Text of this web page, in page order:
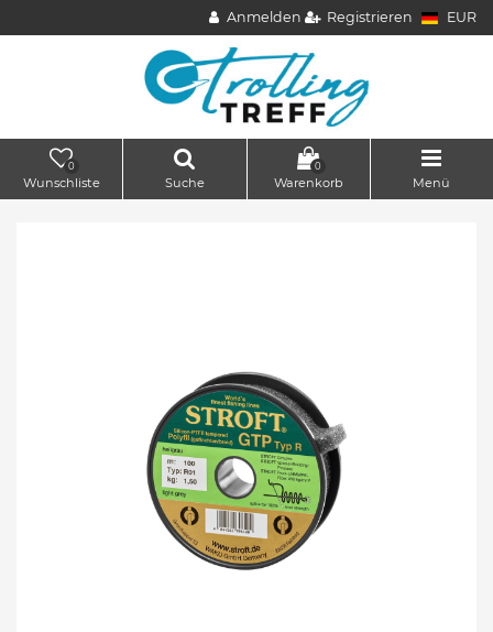
Anmelden Registrieren EUR
0
Wunschliste Suche
0
Warenkorb Menü